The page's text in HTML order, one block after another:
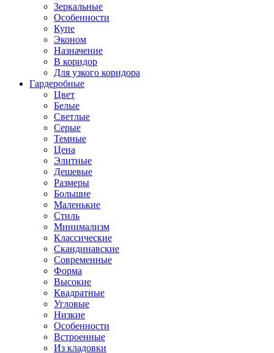
Зеркальные
Особенности
Купе
Эконом
Назначение
В коридор
Для узкого коридора
Гардеробные
Цвет
Белые
Светлые
Серые
Темные
Цена
Элитные
Дешевые
Размеры
Большие
Маленькие
Стиль
Минимализм
Классические
Скандинавские
Современные
Форма
Высокие
Квадратные
Угловые
Низкие
Особенности
Встроенные
Из кладовки